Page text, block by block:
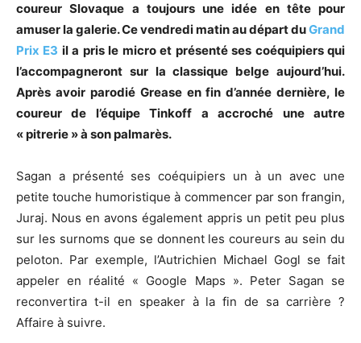
coureur Slovaque a toujours une idée en tête pour
amuser la galerie. Ce vendredi matin au départ duGrand
Prix E3 il a pris le micro et présenté ses coéquipiers qui
l’accompagneront sur la classique belge aujourd’hui.
Après avoir parodié Grease en fin d’année dernière, le
coureur de l’équipe Tinkoff a accroché une autre
« pitrerie » à son palmarès.
Sagan a présenté ses coéquipiers un à un avec une
petite touche humoristique à commencer par son frangin,
Juraj. Nous en avons également appris un petit peu plus
sur les surnoms que se donnent les coureurs au sein du
peloton. Par exemple, l’Autrichien Michael Gogl se fait
appeler en réalité « Google Maps ». Peter Sagan se
reconvertira t-il en speaker à la fin de sa carrière ?
Affaire à suivre.